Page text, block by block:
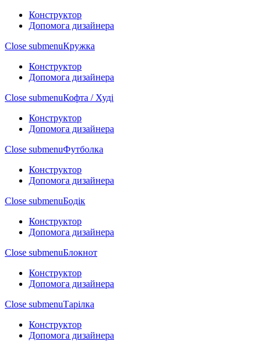
Конструктор
Допомога дизайнера
Close submenuКружка
Конструктор
Допомога дизайнера
Close submenuКофта / Худі
Конструктор
Допомога дизайнера
Close submenuФутболка
Конструктор
Допомога дизайнера
Close submenuБодік
Конструктор
Допомога дизайнера
Close submenuБлокнот
Конструктор
Допомога дизайнера
Close submenuТарілка
Конструктор
Допомога дизайнера